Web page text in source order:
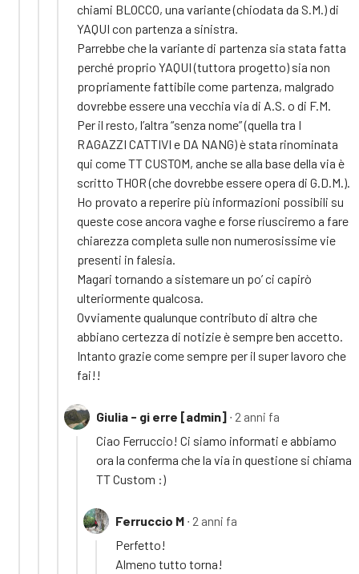
chiami BLOCCO, una variante (chiodata da S.M.) di
YAQUI con partenza a sinistra.
Parrebbe che la variante di partenza sia stata fatta
perché proprio YAQUI (tuttora progetto) sia non
propriamente fattibile come partenza, malgrado
dovrebbe essere una vecchia via di A.S. o di F.M.
Per il resto, l’altra “senza nome” (quella tra I
RAGAZZI CATTIVI e DA NANG) è stata rinominata
qui come TT CUSTOM, anche se alla base della via è
scritto THOR (che dovrebbe essere opera di G.D.M.).
Ho provato a reperire più informazioni possibili su
queste cose ancora vaghe e forse riusciremo a fare
chiarezza completa sulle non numerosissime vie
presenti in falesia.
Magari tornando a sistemare un po’ ci capirò
ulteriormente qualcosa.
Ovviamente qualunque contributo di altrə che
abbiano certezza di notizie è sempre ben accetto.
Intanto grazie come sempre per il super lavoro che
fai!!
Giulia - gi erre [admin] ∙ 2 anni fa
Ciao Ferruccio! Ci siamo informati e abbiamo
ora la conferma che la via in questione si chiama
TT Custom :)
Ferruccio M ∙ 2 anni fa
Perfetto!
Almeno tutto torna!